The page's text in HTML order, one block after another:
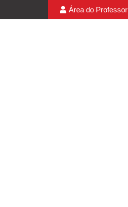
Área do Professor